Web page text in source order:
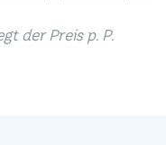
der Preis p. P.